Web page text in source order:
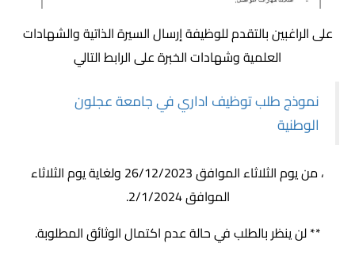
على الراغبين بالتقدم للوظيفة إرسال السيرة الذاتية والشهادات
العلمية وشهادات الخبرة على الرابط التالي
نموذج طلب توظيف اداري في جامعة عجلون
الوطنية
، من يوم الثلاثاء الموافق 26/12/2023 ولغاية يوم الثلاثاء
الموافق 2/1/2024.
** لن ينظر بالطلب في حالة عدم اكتمال الوثائق المطلوبة.